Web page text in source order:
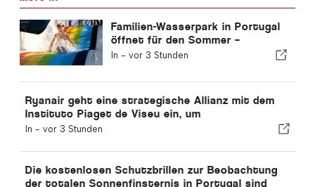
Familien-Wasserpark in Portugal
öffnet für den Sommer –
Eintrittskarten für 2 €
In - vor 3 Stunden
Ryanair geht eine strategische Allianz mit dem
Instituto Piaget de Viseu ein, um
Ausbildungsangebote für die Luftfahrtbranche in
In - vor 3 Stunden
Die kostenlosen Schutzbrillen zur Beobachtung
der totalen Sonnenfinsternis in Portugal sind